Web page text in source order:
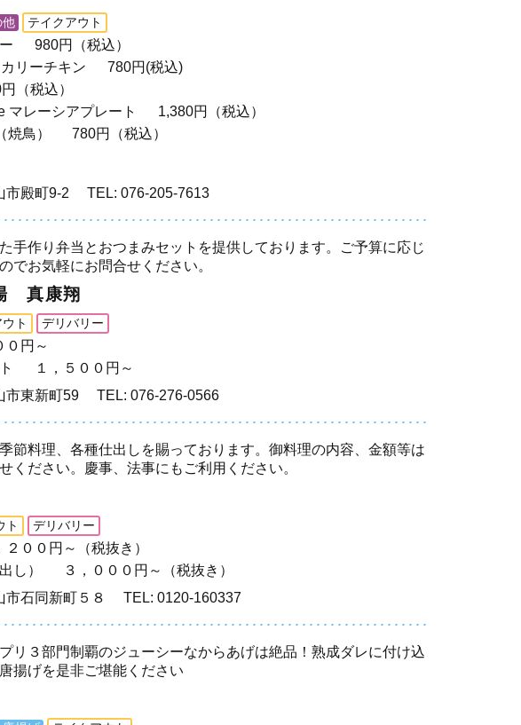
他 テイクアウト
980円（税込）
リーチキン
780円(税込)
（税込）
マレーシアプレート
1,380円（税込）
鳥）
780円（税込）
市殿町9-2 TEL: 076-205-7613
手作り弁当とおつまみセットを提供しております。ご予算に応じ
でお気軽にお問合せください。
真康翔
ト デリバリー
０円～
１，５００円～
市東新町59
TEL: 076-276-0566
節料理、各種仕出しを賜っております。御料理の内容、金額等は
ください。慶事、法事にもご利用ください。
ト デリバリー
２００円～（税抜き）
し）
３，０００円～（税抜き）
市石同新町５８
TEL: 0120-160337
リ３部門制覇のジューシーなからあげは絶品！熟成ダレに付け込
揚げを是非ご堪能ください